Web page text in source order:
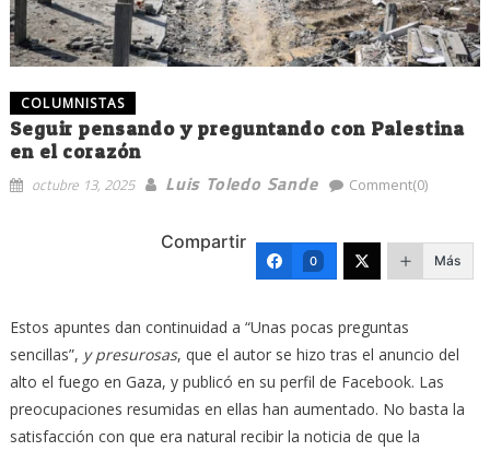
COLUMNISTAS
Seguir pensando y preguntando con Palestina
en el corazón
octubre 13, 2025 Luis Toledo Sande Comment(0)
Compartir
0 Más
Estos apuntes dan continuidad a “Unas pocas preguntas
sencillas”, y presurosas, que el autor se hizo tras el anuncio del
alto el fuego en Gaza, y publicó en su perfil de Facebook. Las
preocupaciones resumidas en ellas han aumentado. No basta la
satisfacción con que era natural recibir la noticia de que la